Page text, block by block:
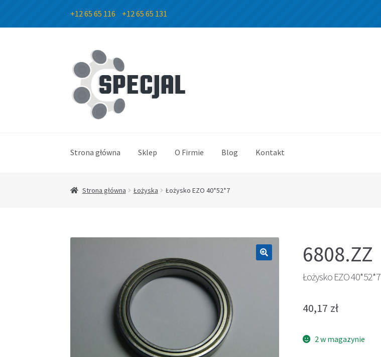
+12 65 65 116 +12 65 65 131
Przejdź
do
nawigacji
Przejdź
do
treści
Strona główna Sklep O Firmie Blog Kontakt
Strona główna Łożyska Łożysko EZO 40*52*7
6808.ZZ
Łożysko EZO 40*52*7
40,17 zł
2 w magazynie